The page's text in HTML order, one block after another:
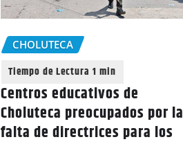
CHOLUTECA
Centros educativos de
Choluteca preocupados por la
falta de directrices para los